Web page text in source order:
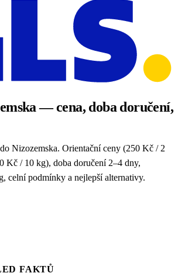
— cena, doba doručení,
Nizozemska. Orientační ceny (250 Kč / 2
Kč / 10 kg), doba doručení 2–4 dny,
celní podmínky a nejlepší alternativy.
FAKTŮ